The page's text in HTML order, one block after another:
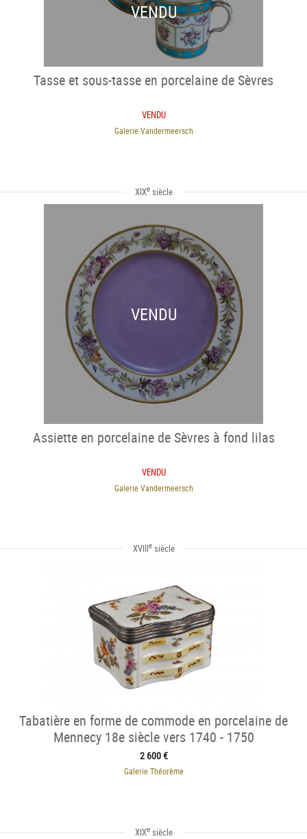
VENDU
Tasse et sous-tasse en porcelaine de Sèvres
VENDU
Galerie Vandermeersch
XIXesiècle
VENDU
Assiette en porcelaine de Sèvres à fond lilas
VENDU
Galerie Vandermeersch
XVIIIesiècle
Tabatière en forme de commode en porcelaine de
Mennecy 18e siècle vers 1740 - 1750
2 600 €
Galerie Théorème
XIXesiècle